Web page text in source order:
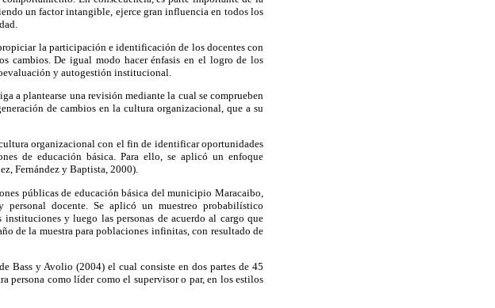
un factor intangible, ejerce gran influencia en todos los
la participación e identificación de los docentes con
cambios. De igual modo hacer énfasis en el logro de los
y autogestión institucional.
a plantearse una revisión mediante la cual se comprueben
de cambios en la cultura organizacional, que a su
organizacional con el fin de identificar oportunidades
de educación básica. Para ello, se aplicó un enfoque
Fernández y Baptista, 2000).
públicas de educación básica del municipio Maracaibo,
docente. Se aplicó un muestreo probabilístico
y luego las personas de acuerdo al cargo que
de la muestra para poblaciones infinitas, con resultado de
Bass y Avolio (2004) el cual consiste en dos partes de 45
persona como líder como el supervisor o par, en los estilos